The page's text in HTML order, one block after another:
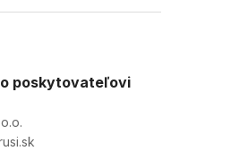
poskytovateľovi